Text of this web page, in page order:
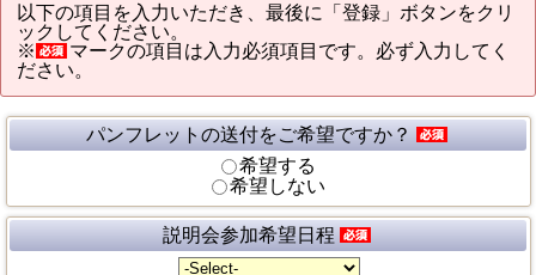
以下の項目を入力いただき、最後に「登録」ボタンをクリ
ックしてください。
※
マークの項目は入力必須項目です。必ず入力してく
ださい。
パンフレットの送付をご希望ですか？
希望する
希望しない
説明会参加希望日程